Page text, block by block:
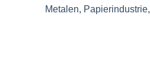
Metalen, Papierindustrie,